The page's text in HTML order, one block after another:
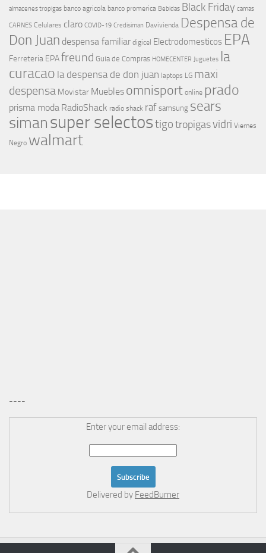
almacenes tropigas banco agricola banco promerica Bebidas Black Friday camas
CARNES Celulares claro COVID-19 Credisiman Davivienda Despensa de
Don Juan despensa familiar digicel Electrodomesticos EPA
Ferreteria EPAfreund Guia de Compras HOMECENTER Juguetes la
curacao la despensa de don juan laptops LG maxi
despensa Movistar Muebles omnisport online prado
prisma moda RadioShack radio shack raf samsung sears
simansuper selectostigotropigasvidri Viernes
Negro walmart
----
Enter your email address:
Delivered by FeedBurner